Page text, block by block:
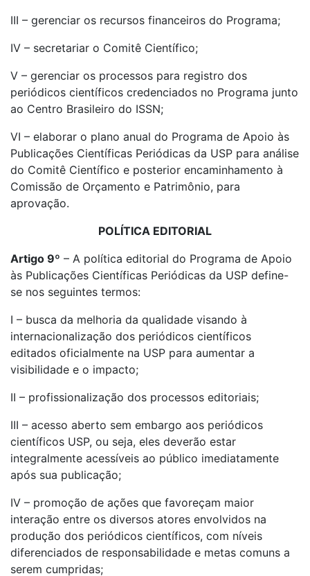
III – gerenciar os recursos financeiros do Programa;
IV – secretariar o Comitê Científico;
V – gerenciar os processos para registro dos
periódicos científicos credenciados no Programa junto
ao Centro Brasileiro do ISSN;
VI – elaborar o plano anual do Programa de Apoio às
Publicações Científicas Periódicas da USP para análise
do Comitê Científico e posterior encaminhamento à
Comissão de Orçamento e Patrimônio, para
aprovação.
POLÍTICA EDITORIAL
Artigo 9º – A política editorial do Programa de Apoio
às Publicações Científicas Periódicas da USP define-
se nos seguintes termos:
I – busca da melhoria da qualidade visando à
internacionalização dos periódicos científicos
editados oficialmente na USP para aumentar a
visibilidade e o impacto;
II – profissionalização dos processos editoriais;
III – acesso aberto sem embargo aos periódicos
científicos USP, ou seja, eles deverão estar
integralmente acessíveis ao público imediatamente
após sua publicação;
IV – promoção de ações que favoreçam maior
interação entre os diversos atores envolvidos na
produção dos periódicos científicos, com níveis
diferenciados de responsabilidade e metas comuns a
serem cumpridas;